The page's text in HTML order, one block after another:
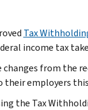
Tax
income tax
from the
employers
the Tax